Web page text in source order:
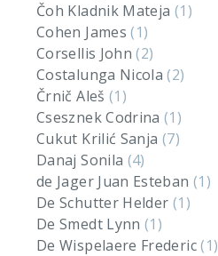
Čoh Kladnik Mateja (1)
Cohen James(1)
Corsellis John(2)
Costalunga Nicola(2)
Črnič Aleš (1)
Csesznek Codrina(1)
Cukut Krilić Sanja (7)
Danaj Sonila (4)
de Jager Juan Esteban (1)
De Schutter Helder (1)
De Smedt Lynn(1)
De Wispelaere Frederic(1)